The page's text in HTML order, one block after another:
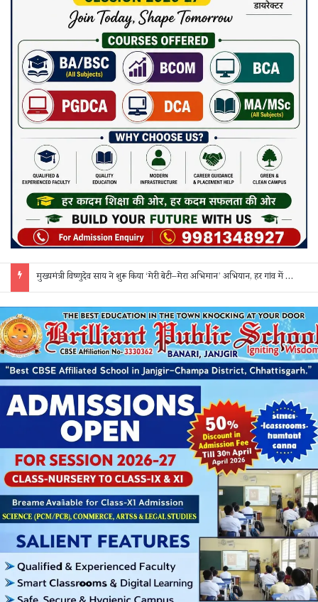
मुख्यमंत्री विष्णुदेव साय ने शुरू किया ‘मेरी बेटी–मेरा अभिमान’ अभियान, हर गांव में मुक्तिधाम और हर स्कूल में बालिका शौचालय